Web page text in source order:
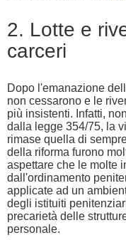
2. Lotte e
carceri
Dopo l'emanazione
non cessarono e le
più insistenti. Infatti,
dalla legge 354/75, la
rimase quella di
della riforma furono
aspettare che le molte
dall'ordinamento
applicate ad un
degli istituiti
precarietà delle
personale.